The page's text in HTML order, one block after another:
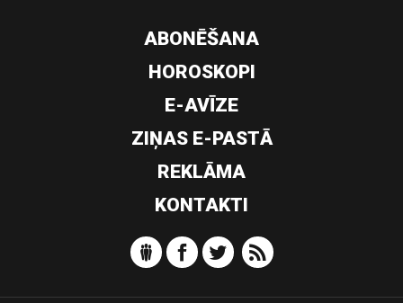
ABONĒŠANA
HOROSKOPI
E-AVĪZE
ZIŅAS E-PASTĀ
REKLĀMA
KONTAKTI